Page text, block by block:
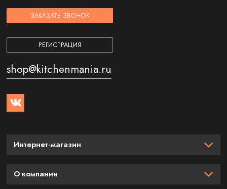
ЗАКАЗАТЬ ЗВОНОК
РЕГИСТРАЦИЯ
shop@kitchenmania.ru
Интернет-магазин
О компании